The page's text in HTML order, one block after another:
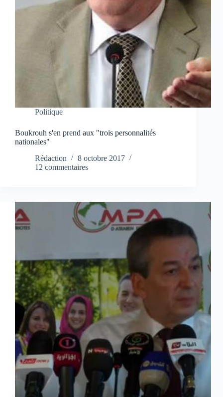
Politique
Boukrouh s'en prend aux "trois personnalités
nationales"
Rédaction
8 octobre 2017
12 commentaires